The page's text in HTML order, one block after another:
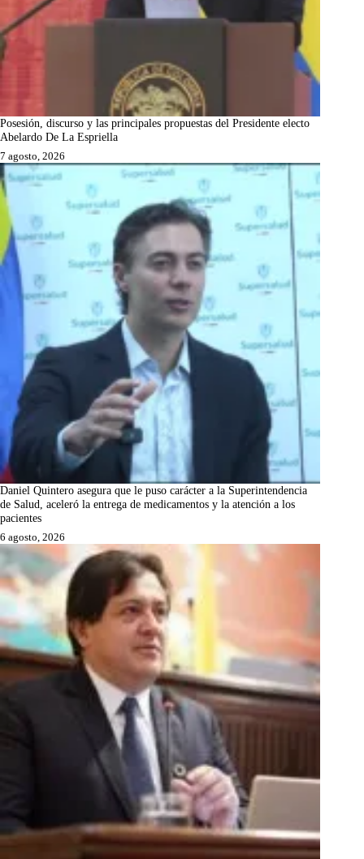
Posesión, discurso y las principales propuestas del Presidente electo
Abelardo De La Espriella
7 agosto, 2026
Daniel Quintero asegura que le puso carácter a la Superintendencia
de Salud, aceleró la entrega de medicamentos y la atención a los
pacientes
6 agosto, 2026